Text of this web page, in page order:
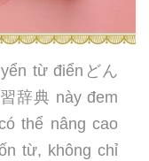
từ điển どん
辞典 này đem
thể nâng cao
từ, không chỉ